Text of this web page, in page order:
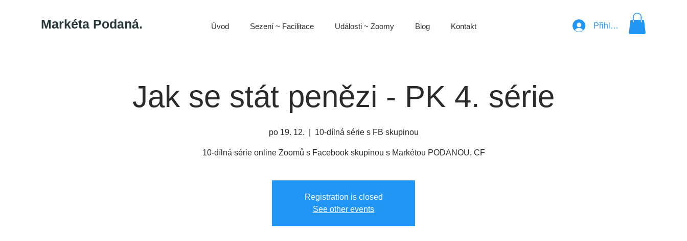
Markéta Podaná. Přihlásit se
Úvod Sezení ~ Facilitace Události ~ Zoomy Blog Kontakt
Jak se stát penězi - PK 4. série
po 19. 12. 10-dílná série s FB skupinou
10-dílná série online Zoomů s Facebook skupinou s Markétou PODANOU, CF
Registration is closed
See other events